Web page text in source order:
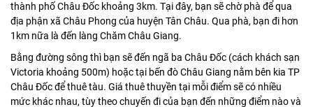
thành phố Châu Đốc khoảng 3km. Tại đây, bạn sẽ chờ phà để qua
địa phận xã Châu Phong của huyện Tân Châu. Qua phà, bạn đi hơn
1km nữa là đến làng Chăm Châu Giang.
Bằng đường sông thì bạn sẽ đến ngã ba Châu Đốc (cách khách sạn
Victoria khoảng 500m) hoặc tại bến đò Châu Giang nằm bên kia TP
Châu Đốc để thuê tàu. Giá thuê thuyền tại mỗi điểm sẽ có nhiều
mức khác nhau, tùy theo chuyến đi của bạn đến những điểm nào và